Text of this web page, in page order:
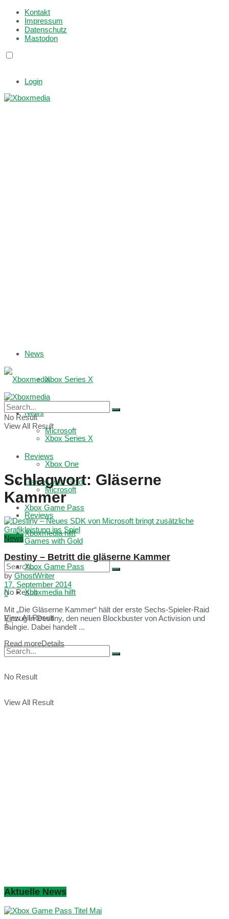
Kontakt
Impressum
Datenschutz
Mastodon
Login
News
Xbox Series X
Microsoft
Reviews
Games with Gold
Xbox Game Pass
Xboxmedia hilft
No Result
View All Result
News
Xbox Series X
Xbox One
Microsoft
Reviews
Games with Gold
Xbox Game Pass
Xboxmedia hilft
No Result
View All Result
No Result
View All Result
Schlagwort: Gläserne
Kammer
News
Destiny – Betritt die gläserne Kammer
by GhostWriter
17. September 2014
0
Mit „Die Gläserne Kammer“ hält der erste Sechs-Spieler-Raid
Einzug in Destiny, den neuen Blockbuster von Activision und
Bungie. Dabei handelt ...
Read moreDetails
Aktuelle News